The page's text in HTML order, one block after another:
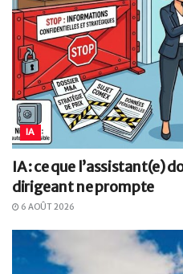
IA
IA : ce que l’assistant(e)
dirigeant ne prompte
6 AOÛT 2026